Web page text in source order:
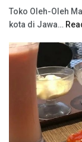
Toko Oleh-Oleh
kota di Jawa…